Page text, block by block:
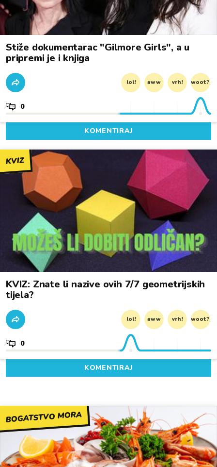
Stiže dokumentarac "Gilmore Girls", a u
pripremi je i knjiga
lol! aww vrh! woot?!
0
KOMENTIRAJ
KVIZ
KVIZ: Znate li nazive ovih 7/7 geometrijskih
tijela?
lol! aww vrh! woot?!
0
KOMENTIRAJ
BOGATSTVO MORA